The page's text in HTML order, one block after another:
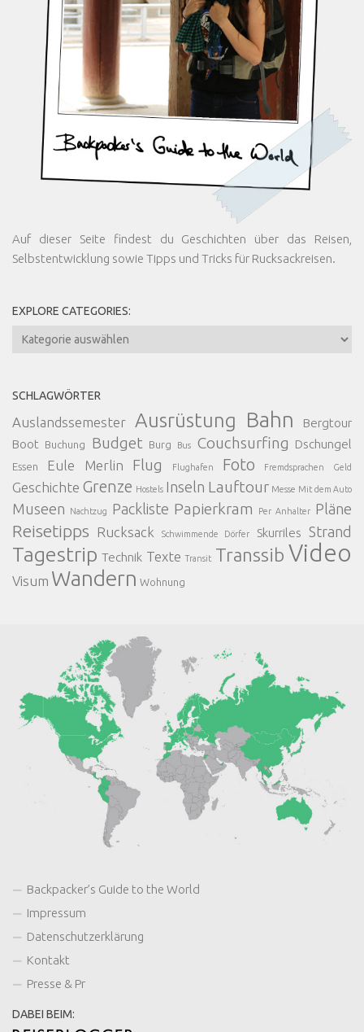
Auf dieser Seite findest du Geschichten über das Reisen,
Selbstentwicklung sowie Tipps und Tricks für Rucksackreisen.
EXPLORE CATEGORIES:
Explore
SCHLAGWÖRTER
Auslandssemester Ausrüstung Bahn
Bergtour
Boot
Buchung Budget Burg Bus Couchsurfing Dschungel
Essen Eule Merlin Flug Flughafen Foto Fremdsprachen Geld
Geschichte Grenze Hostels Inseln Lauftour Messe Mit dem Auto
Museen Nachtzug Packliste Papierkram Per Anhalter Pläne
Reisetipps Rucksack Schwimmende Dörfer Skurriles Strand
Tagestrip Technik Texte Transit Transsib Video
Visum Wandern Wohnung
Backpacker’s Guide to the World
Impressum
Datenschutzerklärung
Kontakt
Presse & Pr
DABEI BEIM: